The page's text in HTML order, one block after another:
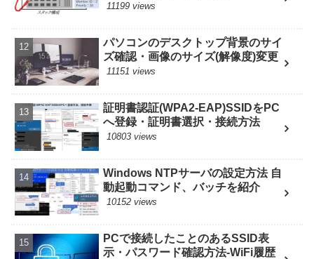
11199 views
パソコンのデスクトップ背景のサイ
ズ確認・画像のサイズ(解像度)変更
11151 views
証明書認証(WPA2-EAP)SSIDをPC
へ登録・証明書選択・接続方法
10803 views
Windows NTPサーバの設定方法 自
動起動コマンド、バッチを紹介
10152 views
PCで接続したことのあるSSID表
示・パスワード確認方法-WiFi履歴